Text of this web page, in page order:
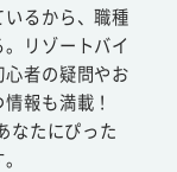
るから、職種
リゾートバイ
者の疑問やお
報も満載！
なたにぴった